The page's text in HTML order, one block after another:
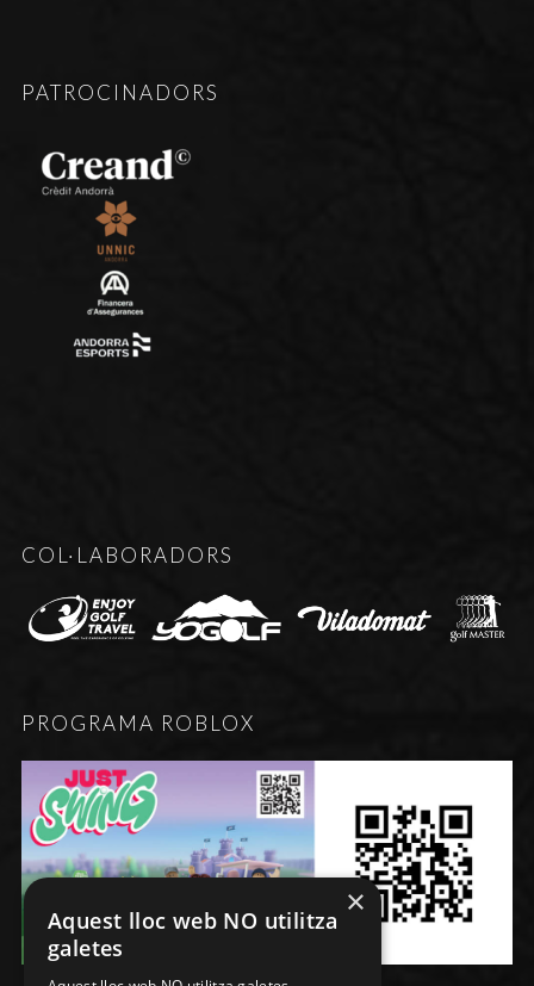
PATROCINADORS
COL·LABORADORS
PROGRAMA ROBLOX
×
Aquest lloc web NO utilitza
galetes